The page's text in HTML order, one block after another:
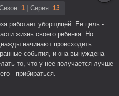
Сезон: 1 Серия: 13
работает уборщицей. Ее цель -
жизнь своего ребенка. Но
начинают происходить
события, и она вынуждена
то, что у нее получается лучше
- прибираться.